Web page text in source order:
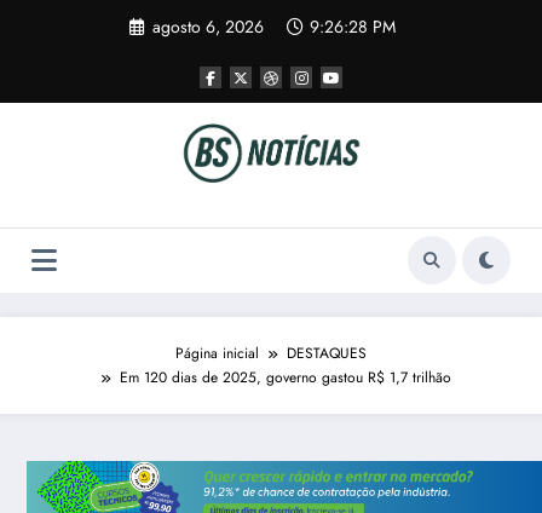
agosto 6, 2026 9:26:28 PM
Página inicial
DESTAQUES
Em 120 dias de 2025, governo gastou R$ 1,7 trilhão